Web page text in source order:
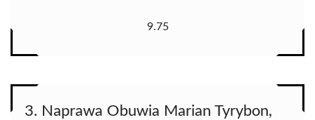
9.75
3. Naprawa Obuwia Marian Tyrybon,